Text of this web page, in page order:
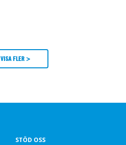
VISA FLER >
STÖD OSS